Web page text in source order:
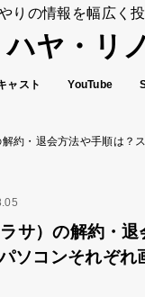
りの情報を幅広く投
ハヤ・リノ
ャスト YouTube
約・退会方法や手順は？
サ）の解約・退
ソコンそれぞれ